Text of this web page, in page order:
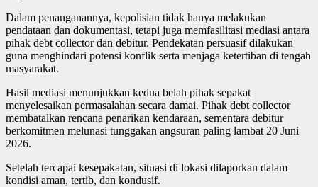
Dalam penanganannya, kepolisian tidak hanya melakukan
pendataan dan dokumentasi, tetapi juga memfasilitasi mediasi antara
pihak debt collector dan debitur. Pendekatan persuasif dilakukan
guna menghindari potensi konflik serta menjaga ketertiban di tengah
masyarakat.
Hasil mediasi menunjukkan kedua belah pihak sepakat
menyelesaikan permasalahan secara damai. Pihak debt collector
membatalkan rencana penarikan kendaraan, sementara debitur
berkomitmen melunasi tunggakan angsuran paling lambat 20 Juni
2026.
Setelah tercapai kesepakatan, situasi di lokasi dilaporkan dalam
kondisi aman, tertib, dan kondusif.